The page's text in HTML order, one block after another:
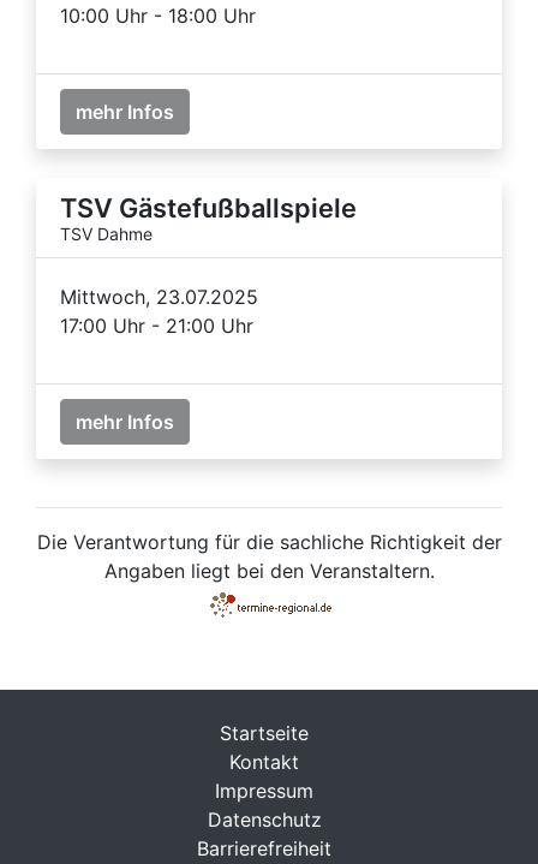
10:00 Uhr - 18:00 Uhr
mehr Infos
TSV Gästefußballspiele
TSV Dahme
Mittwoch, 23.07.2025
17:00 Uhr - 21:00 Uhr
mehr Infos
Die Verantwortung für die sachliche Richtigkeit der
Angaben liegt bei den Veranstaltern.
Startseite
Kontakt
Impressum
Datenschutz
Barrierefreiheit